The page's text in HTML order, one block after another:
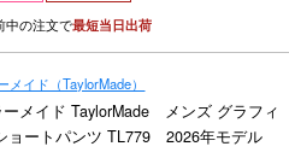
中の注文で最短当日出荷
メイド（TaylorMade）
ーメイド TaylorMade メンズ グラフィ
ョートパンツ TL779 2026年モデル